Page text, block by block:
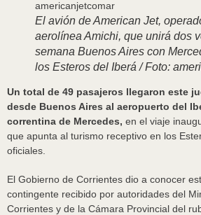
El avión de American Jet,
aerolínea Amichi, que unirá dos
semana Buenos Aires con
los Esteros del Iberá / Foto:
Un total de 49 pasajeros llegaron este
desde Buenos Aires al aeropuerto del
correntina de Mercedes, en el viaje
que apunta al turismo receptivo en los
oficiales.
El Gobierno de Corrientes dio a conocer
contingente recibido por autoridades del
Corrientes y de la Cámara Provincial del